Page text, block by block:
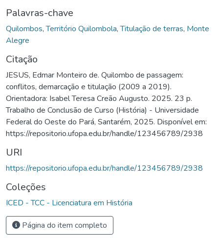
Palavras-chave
Quilombos,Território Quilombola,Titulação de terras, Monte
Alegre
Citação
JESUS, Edmar Monteiro de. Quilombo de passagem:
conflitos, demarcação e titulação (2009 a 2019).
Orientadora: Isabel Teresa Creão Augusto. 2025. 23 p.
Trabalho de Conclusão de Curso (História) - Universidade
Federal do Oeste do Pará, Santarém, 2025. Disponível em:
https://repositorio.ufopa.edu.br/handle/123456789/2938
URI
https://repositorio.ufopa.edu.br/handle/123456789/2938
Coleções
ICED - TCC - Licenciatura em História
Página do item completo